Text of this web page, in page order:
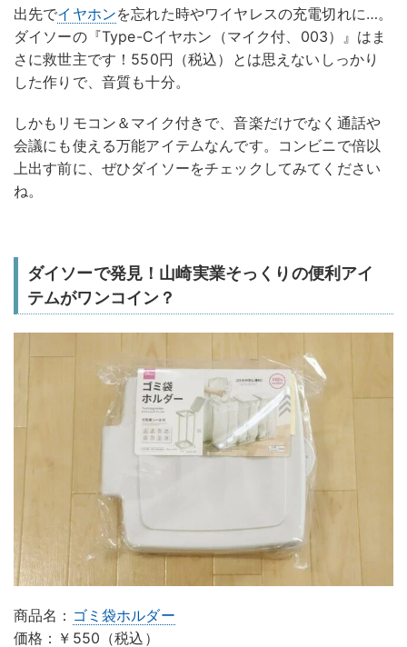
出先でイヤホンを忘れた時やワイヤレスの充電切れに…。
ダイソーの『Type-Cイヤホン（マイク付、003）』はま
さに救世主です！550円（税込）とは思えないしっかり
した作りで、音質も十分。
しかもリモコン＆マイク付きで、音楽だけでなく通話や
会議にも使える万能アイテムなんです。コンビニで倍以
上出す前に、ぜひダイソーをチェックしてみてください
ね。
ダイソーで発見！山崎実業そっくりの便利アイ
テムがワンコイン？
商品名： ゴミ袋ホルダー
価格：￥550（税込）